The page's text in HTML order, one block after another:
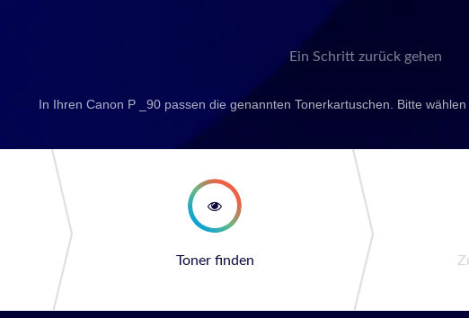
Ein Schritt zurück gehen
In Ihren Canon P _90 passen die genannten Tonerkartuschen. Bitte
second step
Toner finden